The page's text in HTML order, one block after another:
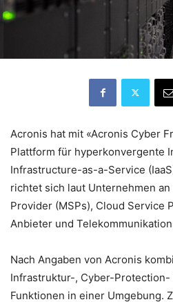
Acronis hat mit «Acronis Cyber
Plattform für hyperkonvergente
Infrastructure-as-a-Service
richtet sich laut Unternehmen an
Provider (MSPs), Cloud Service
Anbieter und
Nach Angaben von Acronis
Infrastruktur-, Cyber-Protection-
Funktionen in einer Umgebung.